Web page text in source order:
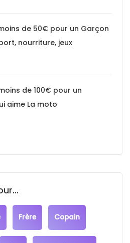
de 50€ pour un Garçon
nourriture, jeux
de 100€ pour un
aime La moto
Frère Copain